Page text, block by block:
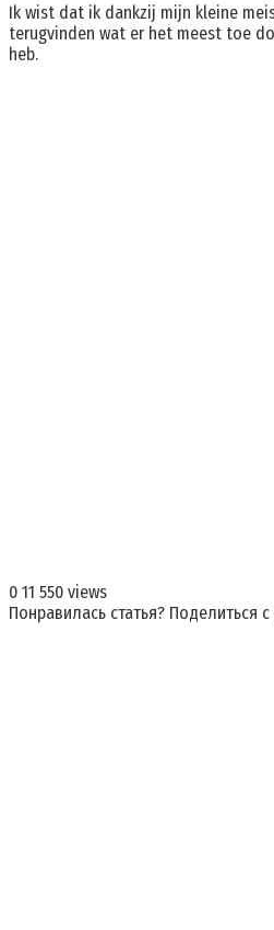
Ik wist dat ik dankzij mijn kleine
terugvinden wat er het meest toe
heb.
0 11 550 views
Понравилась статья? Поделиться